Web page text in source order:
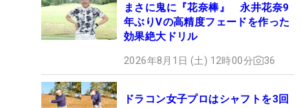
まさに鬼に『花奈棒』 永井花奈9
年ぶりVの高精度フェードを作った
効果絶大ドリル
2026年8月1日 (土) 12時00分 36
ドラコン女子プロはシャフトを3回